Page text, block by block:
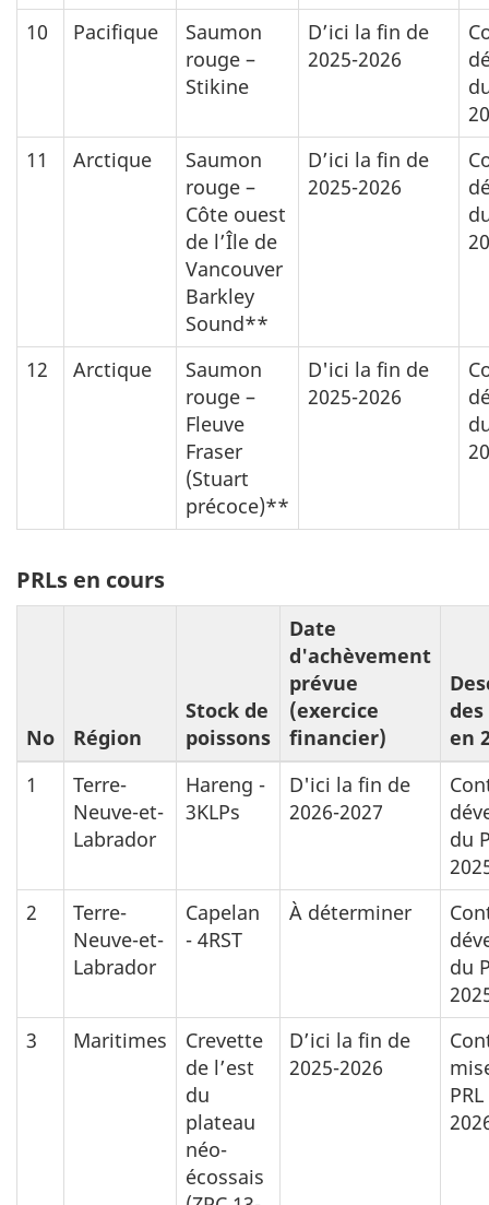
10
Pacifique
Saumon
rouge –
Stikine
D’ici la fin de
2025-2026
11
Arctique
Saumon
rouge –
Côte ouest
de l’Île de
Vancouver
Barkley
Sound**
D’ici la fin de
2025-2026
12 Arctique
Saumon
rouge –
Fleuve
Fraser
(Stuart
précoce)**
D'ici la fin de
2025-2026
PRLs en cours
No Région
Stock de
poissons
Date
d'achèvement
prévue
(exercice
financier)
en
1
Terre-
Neuve-et-
Labrador
Hareng -
3KLPs
D'ici la fin de
2026-2027
du
2
Terre-
Neuve-et-
Labrador
Capelan
- 4RST
À déterminer
du
3
Maritimes
Crevette
de l’est
du
plateau
néo-
écossais
D’ici la fin de
2025-2026